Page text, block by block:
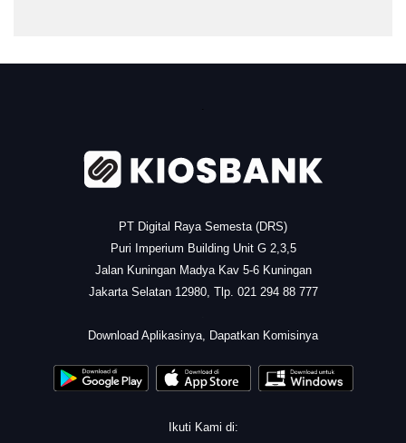
PT Digital Raya Semesta (DRS)
Puri Imperium Building Unit G 2,3,5
Jalan Kuningan Madya Kav 5-6 Kuningan
Jakarta Selatan 12980, Tlp. 021 294 88 777
Download Aplikasinya, Dapatkan Komisinya
Ikuti Kami di: